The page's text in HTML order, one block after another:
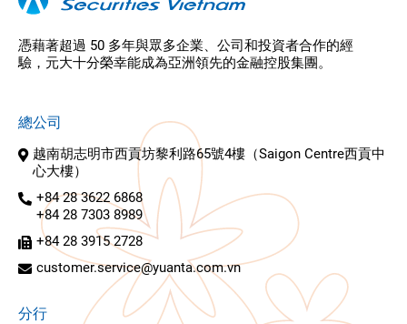
憑藉著超過 50 多年與眾多企業、公司和投資者合作的經
驗，元大十分榮幸能成為亞洲領先的金融控股集團。
總公司
越南胡志明市西貢坊黎利路65號4樓（Saigon Centre西貢中
心大樓）
+84 28 3622 6868
+84 28 7303 8989
+84 28 3915 2728
customer.service@yuanta.com.vn
分行